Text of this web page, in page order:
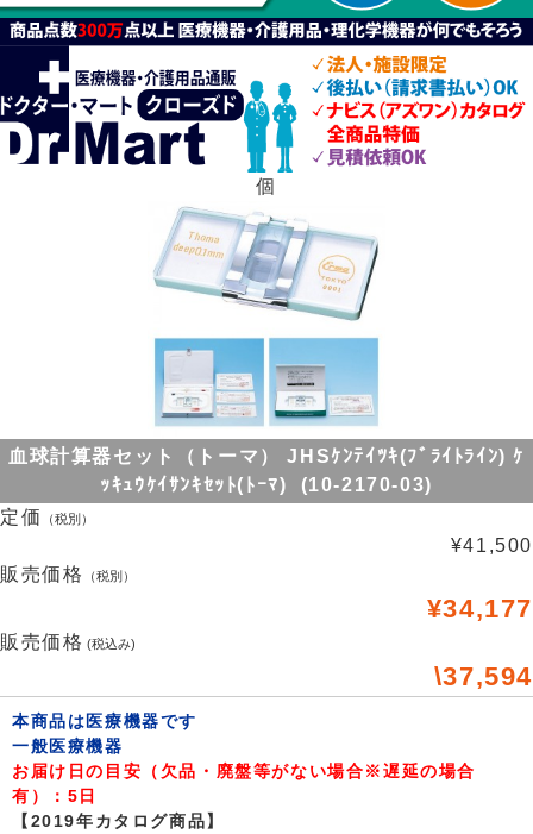
個
血球計算器セット（トーマ） JHSｹﾝﾃｲﾂｷ(ﾌﾞﾗｲﾄﾗｲﾝ) ｹ
ｯｷｭｳｹｲｻﾝｷｾｯﾄ(ﾄｰﾏ) (10-2170-03)
定価
（税別）
¥41,500
販売価格
（税別）
¥34,177
販売価格 (税込み)
\37,594
本商品は医療機器です
一般医療機器
お届け日の目安（欠品・廃盤等がない場合※遅延の場合
有）：5日
【2019年カタログ商品】